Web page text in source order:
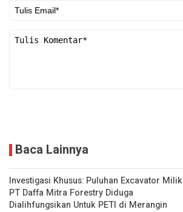
Baca Lainnya
Investigasi Khusus: Puluhan Excavator Milik
PT Daffa Mitra Forestry Diduga
Dialihfungsikan Untuk PETI di Merangin